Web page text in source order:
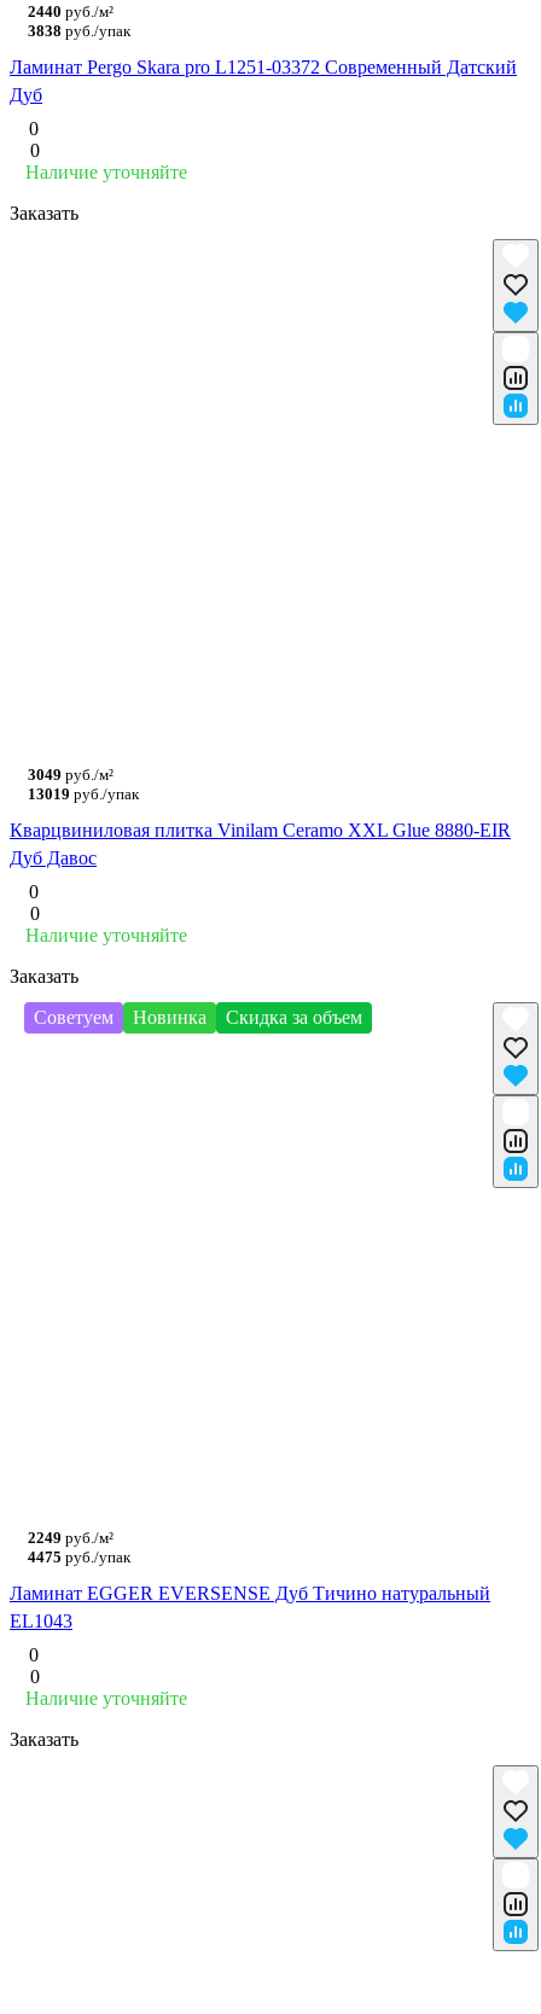
2440 руб./м²
3838 руб./упак
Ламинат Pergo Skara pro L1251-03372 Современный Датский
Дуб
0
0
Наличие уточняйте
Заказать
3049 руб./м²
13019 руб./упак
Кварцвиниловая плитка Vinilam Ceramo XXL Glue 8880-EIR
Дуб Давос
0
0
Наличие уточняйте
Заказать
Советуем
Новинка Скидка за объем
2249 руб./м²
4475 руб./упак
Ламинат EGGER EVERSENSE Дуб Тичино натуральный
EL1043
0
0
Наличие уточняйте
Заказать